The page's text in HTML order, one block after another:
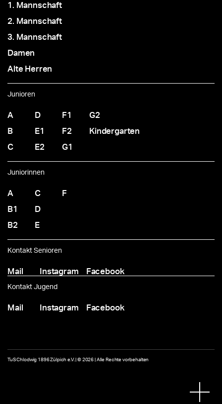
1. Mannschaft
2. Mannschaft
3. Mannschaft
Damen
Alte Herren
Junioren
A
B
C
D
E1
E2
F1
F2
G1
G2
Kindergarten
Juniorinnen
A
B1
B2
C
D
E
F
Kontakt Senioren
Mail Instagram Facebook
Kontakt Jugend
Mail Instagram Facebook
TuS Chlodwig 1896 Zülpich e.V. | © 2026 | Alle Rechte vorbehalten